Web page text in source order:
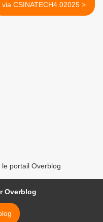
via CSINATECH4.02025 >
portail Overblog
Overblog